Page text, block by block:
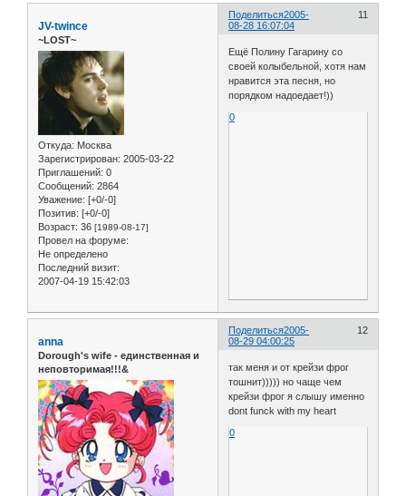
Поделиться 11
2005-
08-28 16:07:04
JV-twince
~LOST~
Откуда: Москва
Зарегистрирован: 2005-03-22
Приглашений: 0
Сообщений: 2864
Уважение: [+0/-0]
Позитив: [+0/-0]
Возраст: 36 [1989-08-17]
Провел на форуме:
Не определено
Последний визит:
2007-04-19 15:42:03
Ещё Полину Гагарину со
своей колыбельной, хотя нам
нравится эта песня, но
порядком надоедает!))
0
Поделиться 12
2005-
08-29 04:00:25
anna
Dorough's wife - единственная и
неповторимая!!!&
так меня и от крейзи фрог
тошнит))))) но чаще чем
крейзи фрог я слышу именно
dont funck with my heart
0